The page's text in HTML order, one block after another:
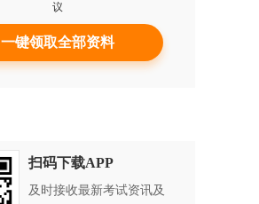
议
一键领取全部资料
扫码下载APP
及时接收最新考试资讯及